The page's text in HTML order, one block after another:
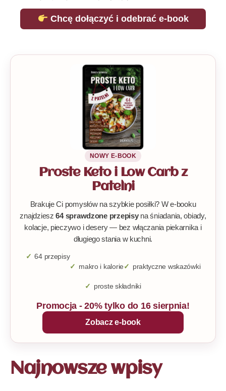
Chcę dołączyć i odebrać e-book
NOWY E-BOOK
Proste Keto i Low Carb z
Patelni
Brakuje Ci pomysłów na szybkie posiłki? W e-booku
znajdziesz64 sprawdzone przepisyna śniadania, obiady,
kolacje, pieczywo i desery — bez włączania piekarnika i
długiego stania w kuchni.
64 przepisy
makro i kalorie
praktyczne wskazówki
proste składniki
Promocja - 20% tylko do 16 sierpnia!
Zobacz e-book
Najnowsze wpisy